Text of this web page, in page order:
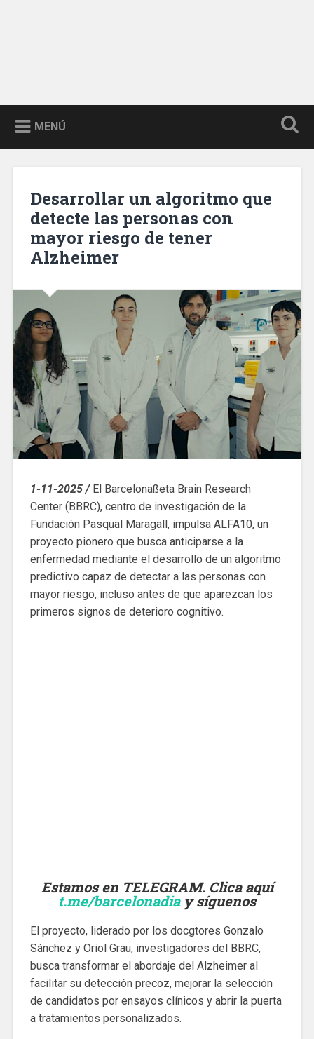
MENÚ
Desarrollar un algoritmo que
detecte las personas con
mayor riesgo de tener
Alzheimer
1-11-2025 /El Barcelonaßeta Brain Research
Center (BBRC), centro de investigación de la
Fundación Pasqual Maragall, impulsa ALFA10, un
proyecto pionero que busca anticiparse a la
enfermedad mediante el desarrollo de un algoritmo
predictivo capaz de detectar a las personas con
mayor riesgo, incluso antes de que aparezcan los
primeros signos de deterioro cognitivo.
Estamos en TELEGRAM. Clica aquí
t.me/barcelonadia y síguenos
El proyecto, liderado por los docgtores Gonzalo
Sánchez y Oriol Grau, investigadores del BBRC,
busca transformar el abordaje del Alzheimer al
facilitar su detección precoz, mejorar la selección
de candidatos por ensayos clínicos y abrir la puerta
a tratamientos personalizados.